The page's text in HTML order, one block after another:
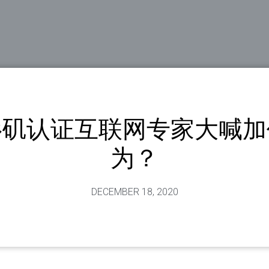
认证互联网专家大喊
为？
DECEMBER 18, 2020